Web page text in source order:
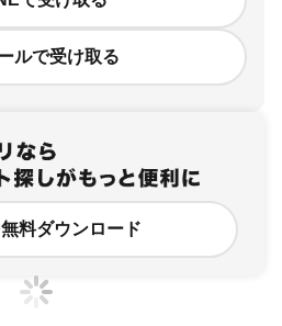
ルで受け取る
料ダウンロード